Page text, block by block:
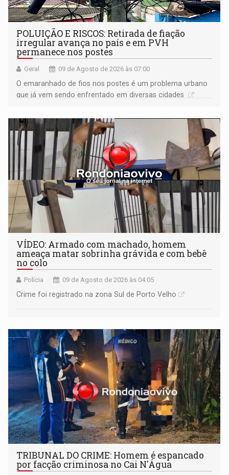
POLUIÇÃO E RISCOS: Retirada de fiação
irregular avança no país e em PVH
permanece nos postes
Geral 09 de Agosto de 2026 às 07:00
O emaranhado de fios nos postes é um problema urbano
que já vem sendo enfrentado em diversas cidades
VÍDEO: Armado com machado, homem
ameaça matar sobrinha grávida e com bebê
no colo
Polícia 09 de Agosto de 2026 às 04:05
Crime foi registrado na zona Sul de Porto Velho
TRIBUNAL DO CRIME: Homem é espancado
por facção criminosa no Cai N'Água